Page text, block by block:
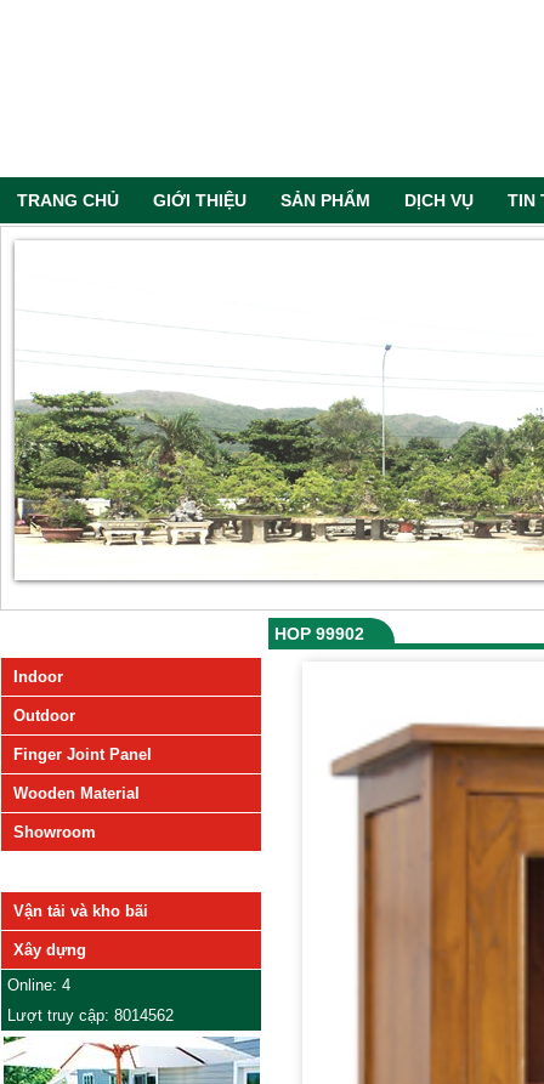
TRANG CHỦ GIỚI THIỆU SẢN PHẨM DỊCH VỤ TIN
Indoor
Outdoor
Finger Joint Panel
Wooden Material
Showroom
Vận tải và kho bãi
Xây dựng
Online: 4
Lượt truy cập: 8014562
HOP 99902